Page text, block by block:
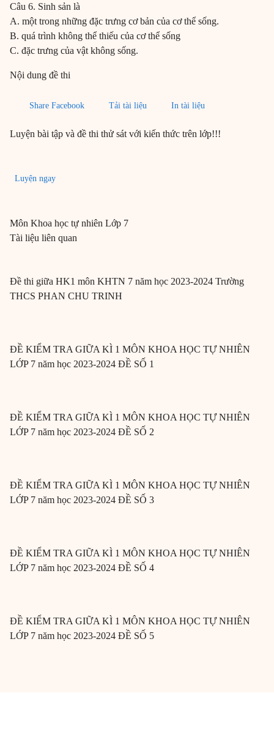
Câu 6. Sinh sản là
A. một trong những đặc trưng cơ bản của cơ thể sống.
B. quá trình không thể thiếu của cơ thể sống
C. đặc trưng của vật không sống.
Nội dung đề thi
Share Facebook Tải tài liệu In tài liệu
Luyện bài tập và đề thi thử sát với kiến thức trên lớp!!!
Luyện ngay
Môn Khoa học tự nhiên Lớp 7
Tài liệu liên quan
Đề thi giữa HK1 môn KHTN 7 năm học 2023-2024 Trường
THCS PHAN CHU TRINH
ĐỀ KIỂM TRA GIỮA KÌ 1 MÔN KHOA HỌC TỰ NHIÊN
LỚP 7 năm học 2023-2024 ĐỀ SỐ 1
ĐỀ KIỂM TRA GIỮA KÌ 1 MÔN KHOA HỌC TỰ NHIÊN
LỚP 7 năm học 2023-2024 ĐỀ SỐ 2
ĐỀ KIỂM TRA GIỮA KÌ 1 MÔN KHOA HỌC TỰ NHIÊN
LỚP 7 năm học 2023-2024 ĐỀ SỐ 3
ĐỀ KIỂM TRA GIỮA KÌ 1 MÔN KHOA HỌC TỰ NHIÊN
LỚP 7 năm học 2023-2024 ĐỀ SỐ 4
ĐỀ KIỂM TRA GIỮA KÌ 1 MÔN KHOA HỌC TỰ NHIÊN
LỚP 7 năm học 2023-2024 ĐỀ SỐ 5